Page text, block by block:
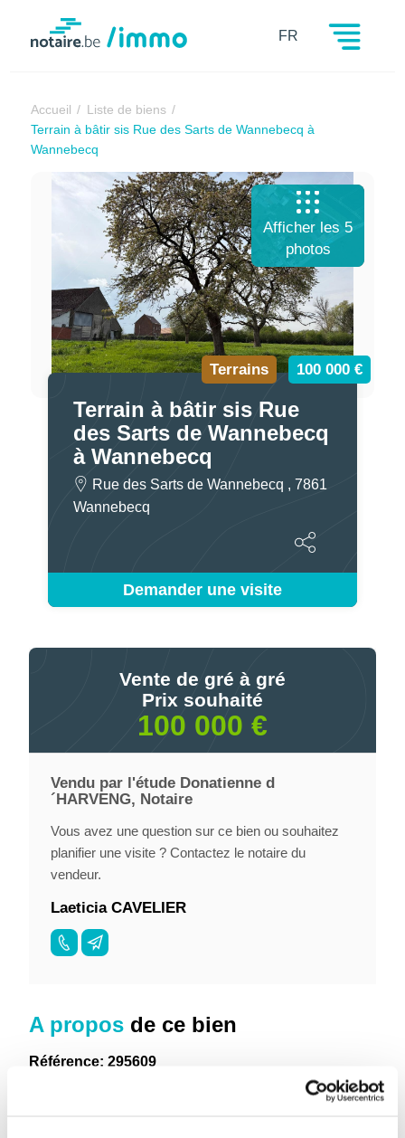
Notaire.be FR
Accueil
Liste de biens
Terrain à bâtir sis Rue des Sarts de Wannebecq à
Wannebecq
Terrains 100 000 €
Terrain à bâtir sis Rue
des Sarts de Wannebecq
à Wannebecq
Rue des Sarts de Wannebecq , 7861
Wannebecq
Demander une visite
Afficher les 5
photos
A propos de ce bien
Référence: 295609
Un terrain à bâtir sis Rue des Sarts de Wannebecq à 7861
Vente de gré à gré
Prix souhaité
100 000 €
Vendu par l'étude Donatienne d
´HARVENG, Notaire
Vous avez une question sur ce bien ou souhaitez
planifier une visite ? Contactez le notaire du
vendeur.
Laeticia CAVELIER